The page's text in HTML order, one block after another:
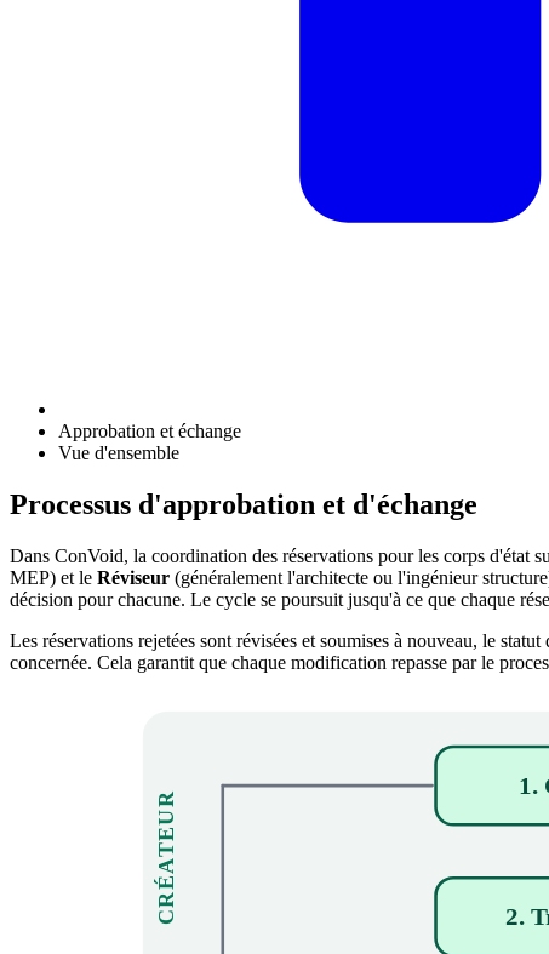
Approbation et échange
Vue d'ensemble
Processus d'approbation et d'échange
Dans ConVoid, la coordination des réservations pour les corps d'état
MEP) et le Réviseur (généralement l'architecte ou l'ingénieur
décision pour chacune. Le cycle se poursuit jusqu'à ce que chaque
Les réservations rejetées sont révisées et soumises à nouveau, le
concernée. Cela garantit que chaque modification repasse par le
CRÉATEUR
1.
2.